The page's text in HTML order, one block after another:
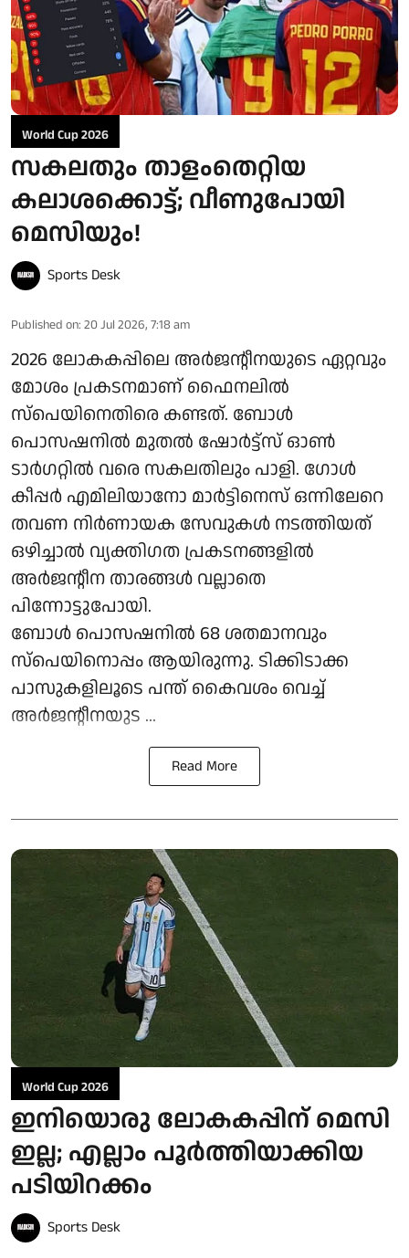
World Cup 2026
സകലതും താളംതെറ്റിയ
കലാശക്കൊട്ട്; വീണുപോയി
മെസിയും!
Sports Desk
Published on: 20 Jul 2026, 7:18 am
2026 ലോകകപ്പിലെ അർജന്റീനയുടെ ഏറ്റവും
മോശം പ്രകടനമാണ് ഫൈനലിൽ
സ്‌പെയിനെതിരെ കണ്ടത്. ബോൾ
പൊസഷനിൽ മുതൽ ഷോർട്ട്‌സ് ഓൺ
ടാർഗറ്റിൽ വരെ സകലതിലും പാളി. ഗോൾ
കീപ്പർ എമിലിയാനോ മാർട്ടിനെസ് ഒന്നിലേറെ
തവണ നിർണായക സേവുകൾ നടത്തിയത്
ഒഴിച്ചാൽ വ്യക്തിഗത പ്രകടനങ്ങളിൽ
അർജന്റീന താരങ്ങൾ വല്ലാതെ
പിന്നോട്ടുപോയി.
ബോൾ പൊസഷനിൽ 68 ശതമാനവും
സ്‌പെയിനൊപ്പം ആയിരുന്നു. ടിക്കിടാക്ക
പാസുകളിലൂടെ പന്ത് കൈവശം വെച്ച്
അർജന്റീനയുട ...
Read More
World Cup 2026
ഇനിയൊരു ലോകകപ്പിന് മെസി
ഇല്ല; എല്ലാം പൂർത്തിയാക്കിയ
പടിയിറക്കം
Sports Desk